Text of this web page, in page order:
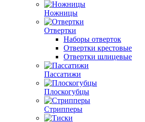
Ножницы
Отвертки
Наборы отверток
Отвертки крестовые
Отвертки шлицевые
Пассатижи
Плоскогубцы
Стрипперы